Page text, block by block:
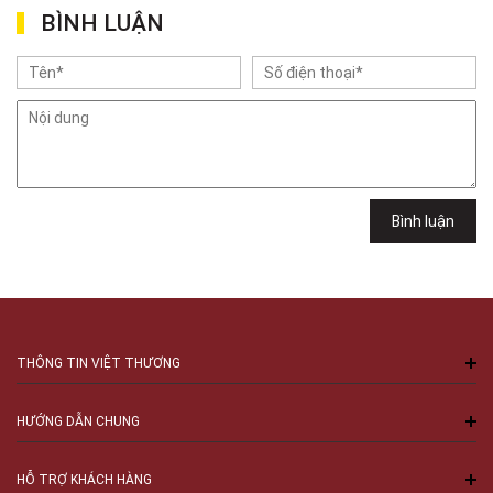
Việt Thương Music - 302 Cầu Giấy
Gian hàng G9-10 TTTM Discovery Complex, số 302 Cầu Giấy, Phường
Việt Thương Music - 102Q An Dương Vương
102Q Đường An Dương Vương, Phường An Đông, TPHCM, Quận 5, Hồ Chí
Minh
BÌNH LUẬN
Bình luận
THÔNG TIN VIỆT THƯƠNG
HƯỚNG DẪN CHUNG
HỖ TRỢ KHÁCH HÀNG